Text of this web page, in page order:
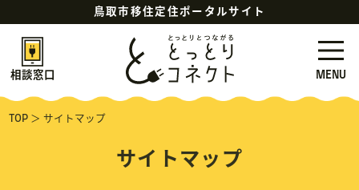
鳥取市移住定住ポータルサイト
相談窓口 MENU
TOP ＞ サイトマップ
サイトマップ